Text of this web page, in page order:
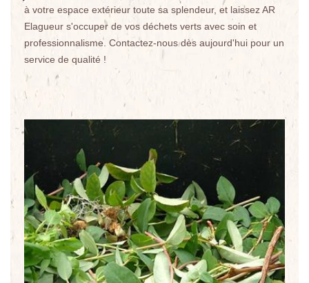
à votre espace extérieur toute sa splendeur, et laissez AR
Elagueur s'occuper de vos déchets verts avec soin et
professionnalisme. Contactez-nous dès aujourd'hui pour un
service de qualité !